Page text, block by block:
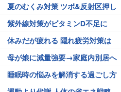
夏のむくみ対策 ツボ&反射区押し
紫外線対策がビタミンD不足に
休みだが疲れる 隠れ疲労対策は
母が娘に減量強要→家庭内別居へ
睡眠時の悩みを解消する過ごし方